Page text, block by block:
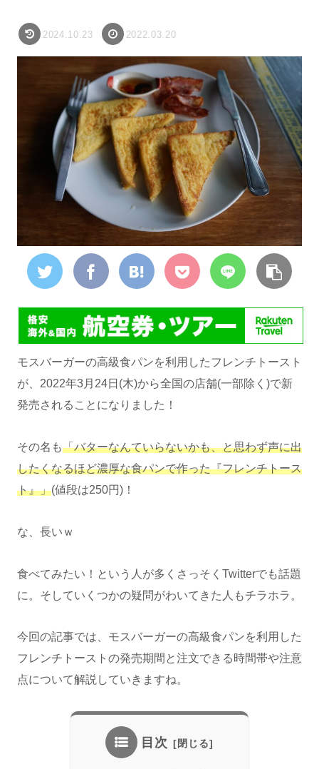
2024.10.23 2022.03.20
モスバーガーの高級食パンを利用したフレンチトースト
が、2022年3月24日(木)から全国の店舗(一部除く)で新
発売されることになりました！
その名も「バターなんていらないかも、と思わず声に出
したくなるほど濃厚な食パンで作った『フレンチトース
ト』」(値段は250円)！
な、長いｗ
食べてみたい！という人が多くさっそくTwitterでも話題
に。そしていくつかの疑問がわいてきた人もチラホラ。
今回の記事では、モスバーガーの高級食パンを利用した
フレンチトーストの発売期間と注文できる時間帯や注意
点について解説していきますね。
目次